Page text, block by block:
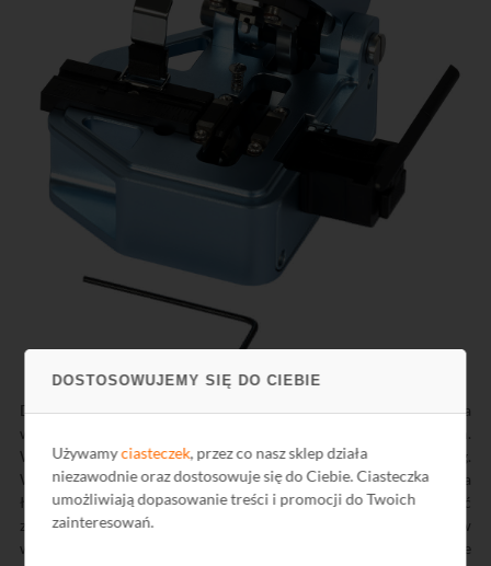
DOSTOSOWUJEMY SIĘ DO CIEBIE
Używamyciasteczek, przez co nasz sklep działa
niezawodnie oraz dostosowuje się do Ciebie. Ciasteczka
umożliwiają dopasowanie treści i promocji do Twoich
zainteresowań.
Dołączona do zestawu gilotynaSignal Fire 15pozwala na
wykonanie operacji cięcia włókna zaledwie jednym ruchem.
Wykonana ze stopu magnezu i aluminium, waży jedynie 252 g.
Wyposażona jest w zintegrowany pojemnik na odpadki. Posiada
łatwy dostęp do śrub regulacyjnych (od spodu) oraz możliwość
zdjęcia dolnej pokrywy w celu uzyskania dostępu do elementów
wymagających okresowego czyszczenia. Zamontowane fabrycznie